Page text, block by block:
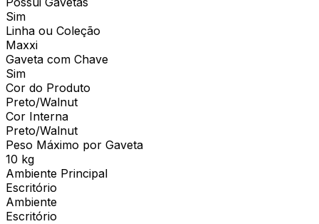
Sim
Linha ou Coleção
Maxxi
Gaveta com Chave
Sim
Cor do Produto
Preto/Walnut
Cor Interna
Preto/Walnut
Peso Máximo por Gaveta
10 kg
Ambiente Principal
Escritório
Ambiente
Escritório